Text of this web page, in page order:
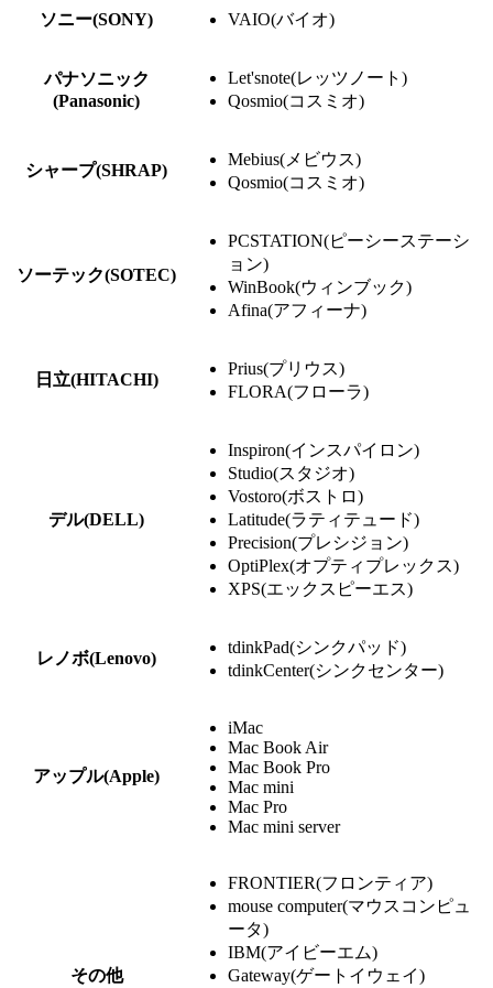
ソニー(SONY) VAIO(バイオ)
パナソニック
(Panasonic)
Let'snote(レッツノート)
Qosmio(コスミオ)
シャープ(SHRAP)
Mebius(メビウス)
Qosmio(コスミオ)
ソーテック(SOTEC)
PCSTATION(ピーシーステーシ
ョン)
WinBook(ウィンブック)
Afina(アフィーナ)
日立(HITACHI)
Prius(プリウス)
FLORA(フローラ)
デル(DELL)
Inspiron(インスパイロン)
Studio(スタジオ)
Vostoro(ボストロ)
Latitude(ラティテュード)
Precision(プレシジョン)
OptiPlex(オプティプレックス)
XPS(エックスピーエス)
レノボ(Lenovo)
tdinkPad(シンクパッド)
tdinkCenter(シンクセンター)
アップル(Apple)
iMac
Mac Book Air
Mac Book Pro
Mac mini
Mac Pro
Mac mini server
その他
FRONTIER(フロンティア)
mouse computer(マウスコンピュ
ータ)
IBM(アイビーエム)
Gateway(ゲートイウェイ)